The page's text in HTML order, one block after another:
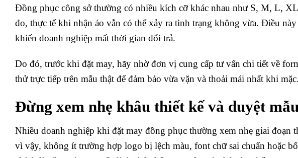
Đồng phục công sở thường có nhiều kích cỡ khác nhau như S, M, L,
đo, thực tế khi nhận áo vẫn có thể xảy ra tình trạng không vừa. Điều
khiến doanh nghiệp mất thời gian đổi trả.
Do đó, trước khi đặt may, hãy nhờ đơn vị cung cấp tư vấn chi tiết về
thử trực tiếp trên mẫu thật để đảm bảo vừa vặn và thoải mái nhất khi mặc.
Đừng xem nhẹ khâu thiết kế và duyệt mẫu
Nhiều doanh nghiệp khi đặt may đồng phục thường xem nhẹ giai đoạn
vì vậy, không ít trường hợp logo bị lệch màu, font chữ sai chuẩn hoặc